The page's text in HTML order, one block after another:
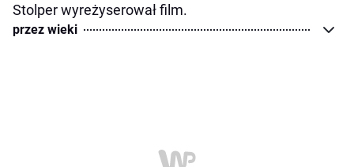
Stolper wyreżyserował film.
przez wieki